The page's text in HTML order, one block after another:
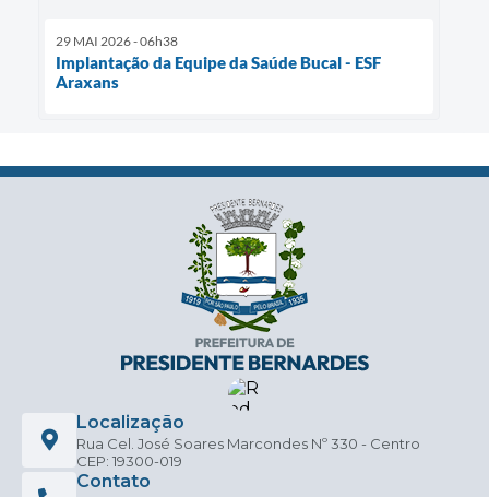
29 MAI 2026 - 06h38
Implantação da Equipe da Saúde Bucal - ESF
Araxans
Localização
Rua Cel. José Soares Marcondes Nº 330 - Centro
CEP: 19300-019
Contato